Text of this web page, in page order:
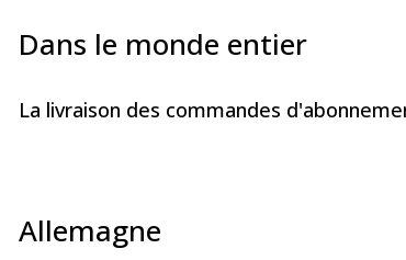
Dans le monde entier
La livraison des commandes
Allemagne